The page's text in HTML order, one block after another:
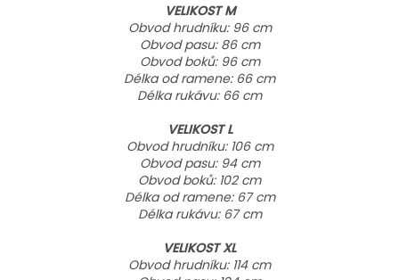
VELIKOST M
Obvod hrudníku: 96 cm
Obvod pasu: 86 cm
Obvod boků: 96 cm
Délka od ramene: 66 cm
Délka rukávu: 66 cm
VELIKOST L
Obvod hrudníku: 106 cm
Obvod pasu: 94 cm
Obvod boků: 102 cm
Délka od ramene: 67 cm
Délka rukávu: 67 cm
VELIKOST XL
Obvod hrudníku: 114 cm